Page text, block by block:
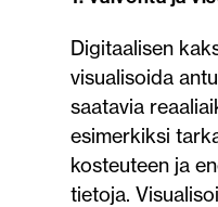
Digitaalisen
visualisoida
saatavia
esimerkiksi
kosteuteen ja
tietoja.